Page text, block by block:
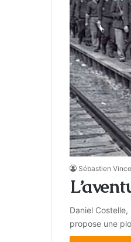
Sébastien
Daniel
propose une